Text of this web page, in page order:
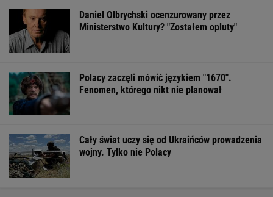
Daniel Olbrychski ocenzurowany przez
Ministerstwo Kultury? "Zostałem opluty"
Polacy zaczęli mówić językiem "1670".
Fenomen, którego nikt nie planował
Cały świat uczy się od Ukraińców prowadzenia
wojny. Tylko nie Polacy